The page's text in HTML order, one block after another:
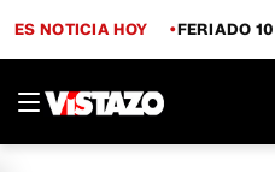
ES NOTICIA HOY FERIADO